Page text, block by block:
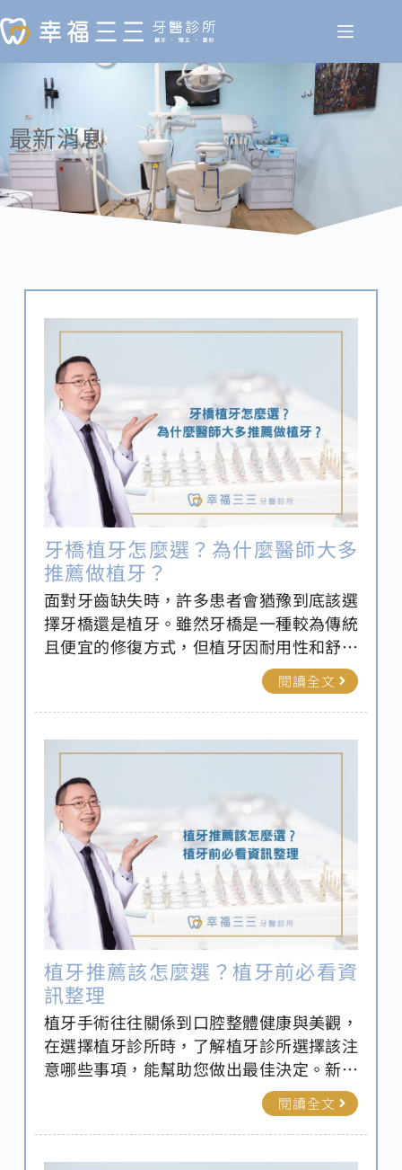
最新消息
News
牙橋植牙怎麼選？為什麼醫師大多
推薦做植牙？
面對牙齒缺失時，許多患者會猶豫到底該選
擇牙橋還是植牙。雖然牙橋是一種較為傳統
且便宜的修復方式，但植牙因耐用性和舒適
度而逐漸成為醫師的首選。植牙能夠獨立支
撐，不影響鄰牙，並且外觀更自然，功能更
接近真牙。新北植牙專家-幸福三三牙醫帶您
分別了解牙橋與植牙的優缺點，讓每個人都
閱讀全文
植牙推薦該怎麼選？植牙前必看資
訊整理
植牙手術往往關係到口腔整體健康與美觀，
在選擇植牙診所時，了解植牙診所選擇該注
意哪些事項，能幫助您做出最佳決定。新北
牙醫推薦-幸福三三牙醫診所整理植牙前必看
的資訊，包括植牙診所選擇的要點、專業醫
師的評估標準以及成功案例分析，讓您在重
建美麗笑容的過程中更有信心和保障。
閱讀全文